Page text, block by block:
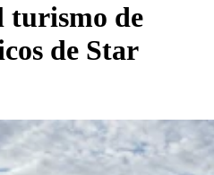
turismo de
de Star